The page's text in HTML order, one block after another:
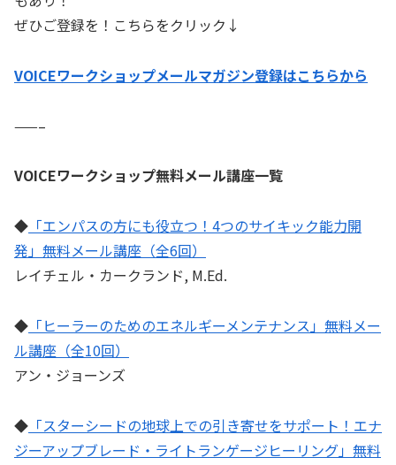
ぜひご登録を！こちらをクリック↓
VOICEワークショップメールマガジン登録はこちらから
——–
VOICEワークショップ無料メール講座一覧
◆ 「エンパスの方にも役立つ！4つのサイキック能力開
発」無料メール講座（全6回）
レイチェル・カークランド, M.Ed.
◆ 「ヒーラーのためのエネルギーメンテナンス」無料メー
ル講座（全10回）
アン・ジョーンズ
◆ 「スターシードの地球上での引き寄せをサポート！エナ
ジーアップブレード・ライトランゲージヒーリング」無料